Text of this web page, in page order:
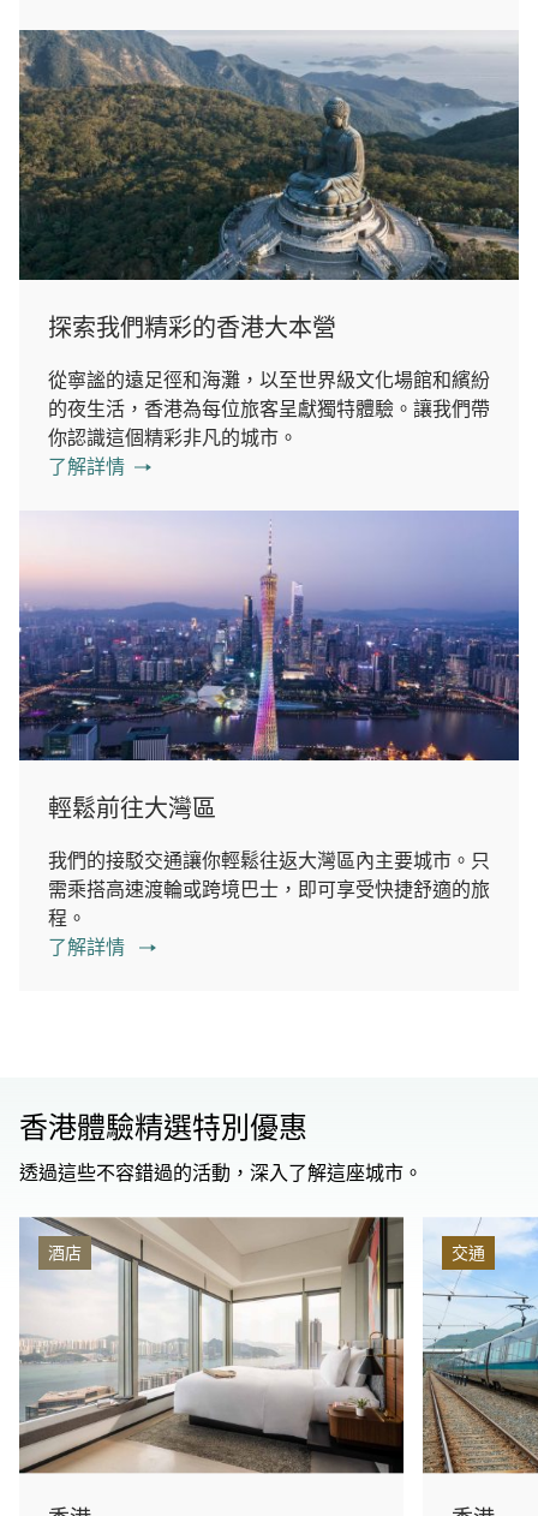
探索我們精彩的香港大本營
從寧謐的遠足徑和海灘，以至世界級文化場館和繽紛
的夜生活，香港為每位旅客呈獻獨特體驗。讓我們帶
你認識這個精彩非凡的城市。
了解詳情
輕鬆前往大灣區
我們的接駁交通讓你輕鬆往返大灣區內主要城市。只
需乘搭高速渡輪或跨境巴士，即可享受快捷舒適的旅
程。
了解詳情
香港體驗精選特別優惠
透過這些不容錯過的活動，深入了解這座城市。
酒店 交通